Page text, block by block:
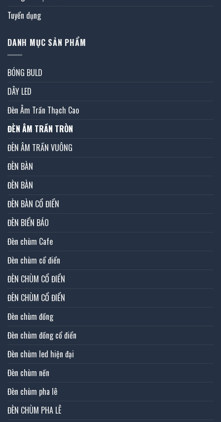
Tuyển dụng
DANH MỤC SẢN PHẨM
BÓNG BULD
DÂY LED
Đèn Âm Trần Thạch Cao
ĐÈN ÂM TRẦN TRÒN
ĐÈN ÂM TRẦN VUÔNG
ĐÈN BÀN
ĐÈN BÀN
ĐÈN BÀN CỔ ĐIỂN
ĐÈN BIỂN BÁO
Đèn chùm Cafe
Đèn chùm cổ điển
ĐÈN CHÙM CỔ ĐIỂN
ĐÈN CHÙM CỔ ĐIỂN
Đèn chùm đồng
Đèn chùm đồng cổ điển
Đèn chùm led hiện đại
Đèn chùm nến
Đèn chùm pha lê
ĐÈN CHÙM PHA LÊ